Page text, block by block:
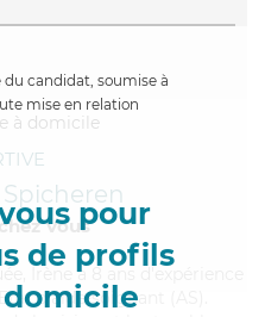
candidat, soumise à
mise en relation
pour
de profils
domicile
Spicheren
Vous
Irène a 8 ans d'expérience
d'aide-soignant (AS).